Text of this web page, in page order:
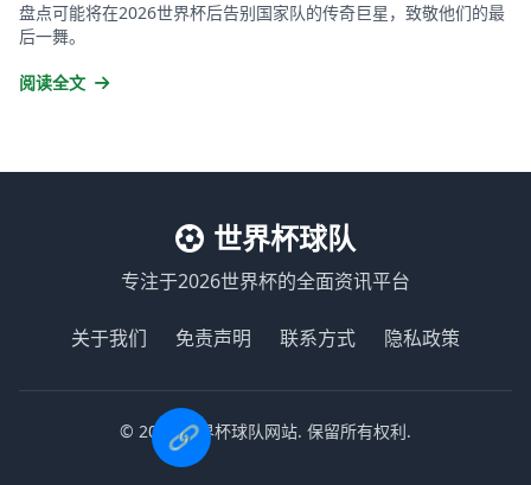
盘点可能将在2026世界杯后告别国家队的传奇巨星，致敬他们的最
后一舞。
阅读全文
世界杯球队
专注于2026世界杯的全面资讯平台
关于我们 免责声明 联系方式 隐私政策
© 2026 世界杯球队网站. 保留所有权利.
马刺vs掘金
🔗